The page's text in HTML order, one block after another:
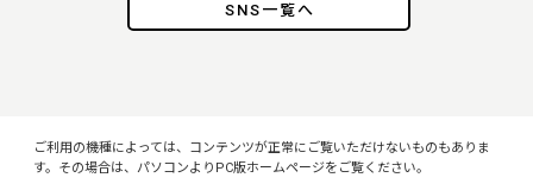
SNS一覧へ
ご利用の機種によっては、コンテンツが正常にご覧いただけないものもありま
す。その場合は、パソコンよりPC版ホームページをご覧ください。